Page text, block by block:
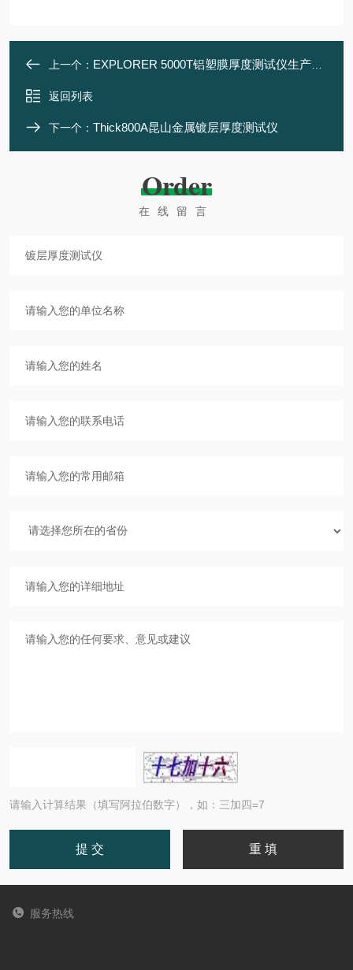
上一个： EXPLORER 5000T铝塑膜厚度测试仪生产厂家
返回列表
下一个： Thick800A昆山金属镀层厚度测试仪
Order
在线留言
请输入计算结果（填写阿拉伯数字），如：三加四=7
服务热线